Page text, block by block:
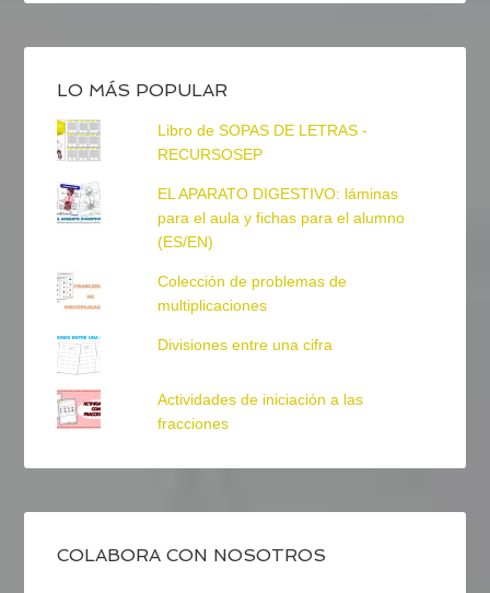
LO MÁS POPULAR
Libro de SOPAS DE LETRAS -
RECURSOSEP
EL APARATO DIGESTIVO: láminas
para el aula y fichas para el alumno
(ES/EN)
Colección de problemas de
multiplicaciones
Divisiones entre una cifra
Actividades de iniciación a las
fracciones
COLABORA CON NOSOTROS